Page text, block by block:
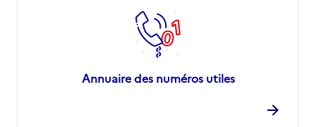
Annuaire des numéros utiles